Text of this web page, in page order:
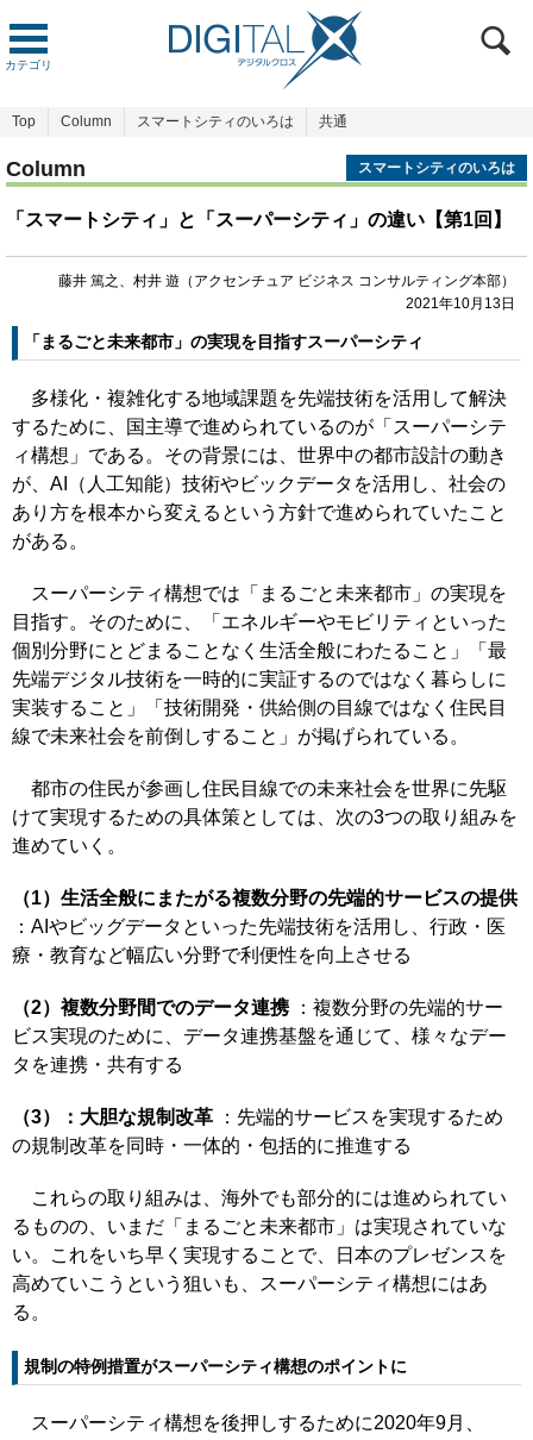
カテゴリ
Top Column スマートシティのいろは 共通
Column スマートシティのいろは
「スマートシティ」と「スーパーシティ」の違い【第1回】
藤井 篤之、村井 遊（アクセンチュア ビジネス コンサルティング本部）
2021年10月13日
「まるごと未来都市」の実現を目指すスーパーシティ
多様化・複雑化する地域課題を先端技術を活用して解決
するために、国主導で進められているのが「スーパーシテ
ィ構想」である。その背景には、世界中の都市設計の動き
が、AI（人工知能）技術やビックデータを活用し、社会の
あり方を根本から変えるという方針で進められていたこと
がある。
スーパーシティ構想では「まるごと未来都市」の実現を
目指す。そのために、「エネルギーやモビリティといった
個別分野にとどまることなく生活全般にわたること」「最
先端デジタル技術を一時的に実証するのではなく暮らしに
実装すること」「技術開発・供給側の目線ではなく住民目
線で未来社会を前倒しすること」が掲げられている。
都市の住民が参画し住民目線での未来社会を世界に先駆
けて実現するための具体策としては、次の3つの取り組みを
進めていく。
（1）生活全般にまたがる複数分野の先端的サービスの提供
：AIやビッグデータといった先端技術を活用し、行政・医
療・教育など幅広い分野で利便性を向上させる
（2）複数分野間でのデータ連携 ：複数分野の先端的サー
ビス実現のために、データ連携基盤を通じて、様々なデー
タを連携・共有する
（3）：大胆な規制改革
：先端的サービスを実現するため
の規制改革を同時・一体的・包括的に推進する
これらの取り組みは、海外でも部分的には進められてい
るものの、いまだ「まるごと未来都市」は実現されていな
い。これをいち早く実現することで、日本のプレゼンスを
高めていこうという狙いも、スーパーシティ構想にはあ
る。
規制の特例措置がスーパーシティ構想のポイントに
スーパーシティ構想を後押しするために2020年9月、